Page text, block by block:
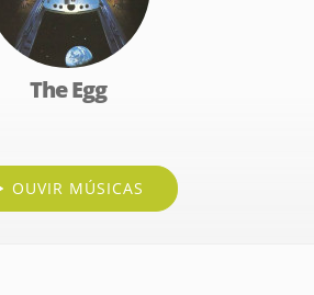
The Egg
OUVIR MÚSICAS